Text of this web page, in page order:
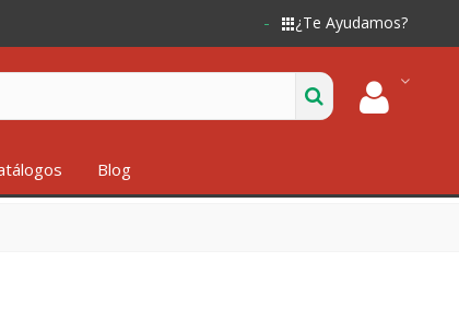
¿Te Ayudamos?
Blog